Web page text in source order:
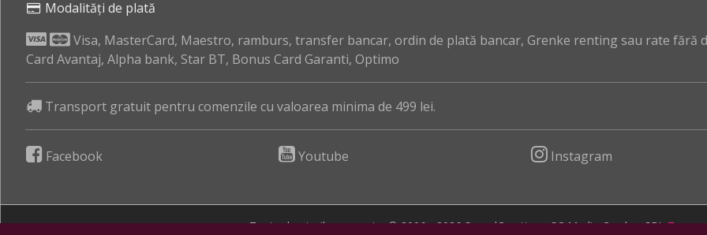
Modalități de plată
Visa, MasterCard, Maestro, ramburs, transfer bancar, ordin de plată bancar, Grenke renting sau rate fără
Card Avantaj, Alpha bank, Star BT, Bonus Card Garanti, Optimo
Transport gratuit pentru comenzile cu valoarea minima de 499 lei.
Facebook Youtube Instagram
Toate drepturile rezervate. © 2006 - 2026 SoundCreation - SC Media Crusher SRL